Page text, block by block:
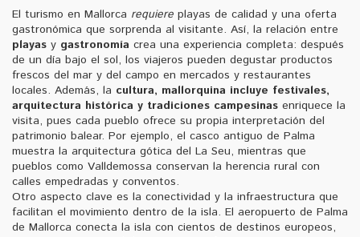
El turismo en Mallorca requiere playas de calidad y una oferta
gastronómica que sorprenda al visitante. Así, la relación entre
playas y gastronomía crea una experiencia completa: después
de un día bajo el sol, los viajeros pueden degustar productos
frescos del mar y del campo en mercados y restaurantes
locales. Además, la cultura, mallorquina incluye festivales,
arquitectura histórica y tradiciones campesinas enriquece la
visita, pues cada pueblo ofrece su propia interpretación del
patrimonio balear. Por ejemplo, el casco antiguo de Palma
muestra la arquitectura gótica del La Seu, mientras que
pueblos como Valldemossa conservan la herencia rural con
calles empedradas y conventos.
Otro aspecto clave es la conectividad y la infraestructura que
facilitan el movimiento dentro de la isla. El aeropuerto de Palma
de Mallorca conecta la isla con cientos de destinos europeos,